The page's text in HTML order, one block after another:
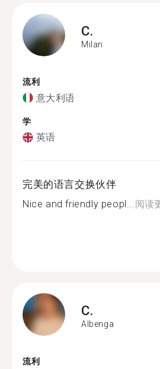
C.
Milan
流利
意大利语
学
英语
完美的语言交换伙伴
Nice and friendly peopl...阅读
C.
Albenga
流利